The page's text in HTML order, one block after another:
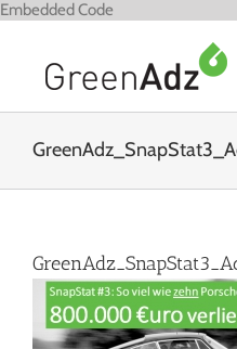
Embedded Code